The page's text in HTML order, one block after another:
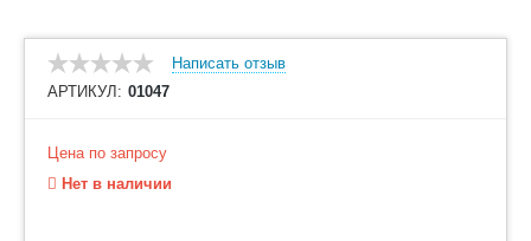
Написать отзыв
АРТИКУЛ: 01047
Цена по запросу
Нет в наличии